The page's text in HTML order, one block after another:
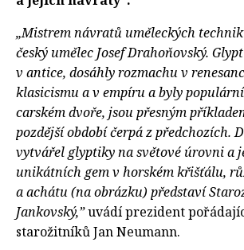
„Mistrem návratů uměleckých
český umělec Josef Drahoňovský.
v antice, dosáhly rozmachu v
klasicismu a v empíru a byly
carském dvoře, jsou přesným
pozdější období čerpá z předchozích.
vytvářel glyptiky na světové úrovni a
unikátních gem v horském křišťálu,
a achátu (na obrázku) představí
Jankovský,”uvádí prezident
starožitníků Jan Neumann.